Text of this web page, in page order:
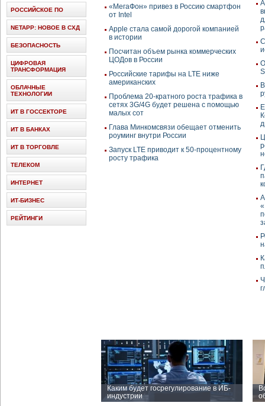
«МегаФон» привез в Россию смартфон
от Intel
Apple стала самой дорогой компанией
в истории
Посчитан объем рынка коммерческих
ЦОДов в России
Российские тарифы на LTE ниже
американских
Проблема 20-кратного роста трафика в
сетях 3G/4G будет решена с помощью
малых сот
Глава Минкомсвязи обещает отменить
роуминг внутри России
Запуск LTE приводит к 50-процентному
росту трафика
Каким будет госрегулирование в ИБ-
индустрии
РОССИЙСКОЕ ПО
NETAPP: НОВОЕ В СХД
БЕЗОПАСНОСТЬ
ЦИФРОВАЯ
ТРАНСФОРМАЦИЯ
ОБЛАЧНЫЕ
ТЕХНОЛОГИИ
ИТ В ГОССЕКТОРЕ
ИТ В БАНКАХ
ИТ В ТОРГОВЛЕ
ТЕЛЕКОМ
ИНТЕРНЕТ
ИТ-БИЗНЕС
РЕЙТИНГИ